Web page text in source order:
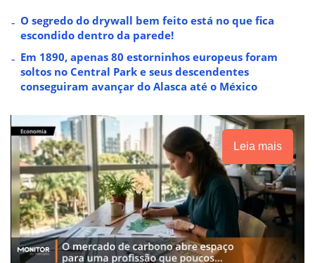
O segredo do drywall bem feito está no que fica
escondido dentro da parede!
Em 1890, apenas 80 estorninhos europeus foram
soltos no Central Park e seus descendentes
conseguiram avançar do Alasca até o México
Leia mais